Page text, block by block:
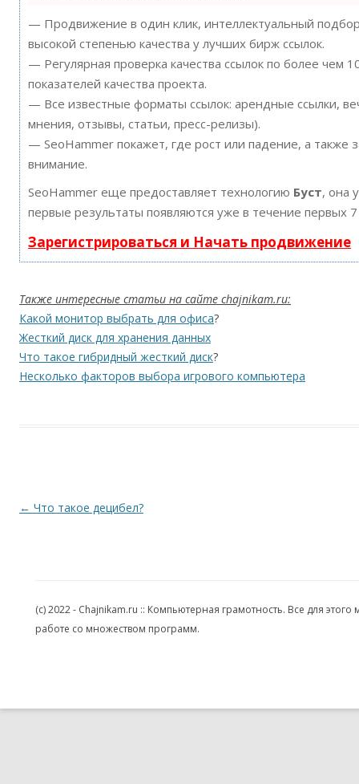
— Продвижение в один клик, интеллектуальный
высокой степенью качества у лучших бирж ссылок.
— Регулярная проверка качества ссылок по более чем
показателей качества проекта.
— Все известные форматы ссылок: арендные ссылки,
мнения, отзывы, статьи, пресс-релизы).
— SeoHammer покажет, где рост или падение, а также
внимание.
SeoHammer еще предоставляет технологию Буст, она
первые результаты появляются уже в течение первых
Зарегистрироваться и Начать продвижение
Также интересные статьи на сайте chajnikam.ru:
Какой монитор выбрать для офиса?
Жесткий диск для хранения данных
Что такое гибридный жесткий диск?
Несколько факторов выбора игрового компьютера
Навигация по записям
← Что такое децибел?
(c) 2022 - Chajnikam.ru :: Компьютерная грамотность. Все для
работе со множеством программ.